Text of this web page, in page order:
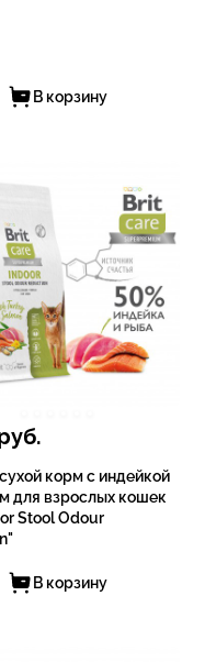
В корзину
корм с индейкой
для взрослых кошек
Stool Odour
В корзину